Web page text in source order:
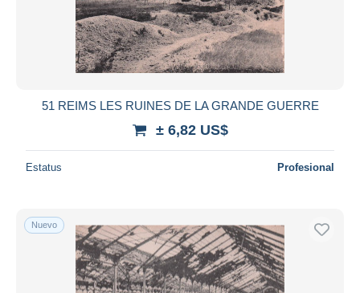
51 REIMS LES RUINES DE LA GRANDE GUERRE
± 6,82 US$
Estatus Profesional
Nuevo